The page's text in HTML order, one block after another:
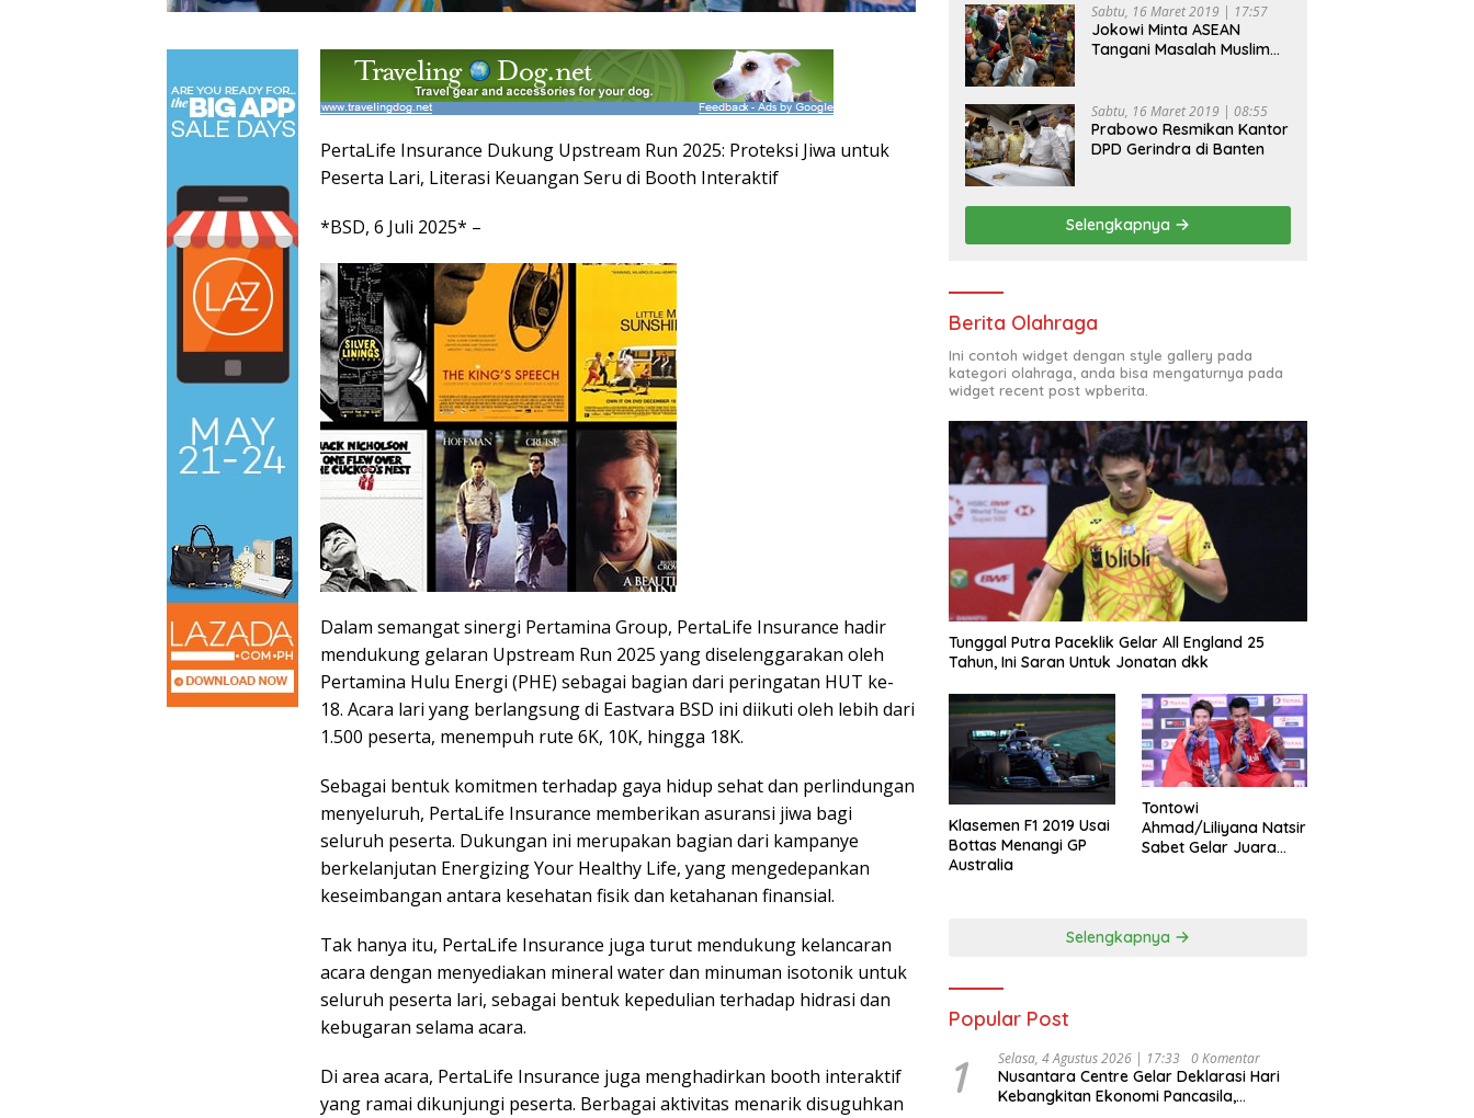
PertaLife Insurance Dukung Upstream Run 2025: Proteksi Jiwa untuk
Peserta Lari, Literasi Keuangan Seru di Booth Interaktif
*BSD, 6 Juli 2025* –
Dalam semangat sinergi Pertamina Group, PertaLife Insurance hadir
mendukung gelaran Upstream Run 2025 yang diselenggarakan oleh
Pertamina Hulu Energi (PHE) sebagai bagian dari peringatan HUT ke-
18. Acara lari yang berlangsung di Eastvara BSD ini diikuti oleh lebih dari
1.500 peserta, menempuh rute 6K, 10K, hingga 18K.
Sebagai bentuk komitmen terhadap gaya hidup sehat dan perlindungan
menyeluruh, PertaLife Insurance memberikan asuransi jiwa bagi
seluruh peserta. Dukungan ini merupakan bagian dari kampanye
berkelanjutan Energizing Your Healthy Life, yang mengedepankan
keseimbangan antara kesehatan fisik dan ketahanan finansial.
Tak hanya itu, PertaLife Insurance juga turut mendukung kelancaran
acara dengan menyediakan mineral water dan minuman isotonik untuk
seluruh peserta lari, sebagai bentuk kepedulian terhadap hidrasi dan
kebugaran selama acara.
Di area acara, PertaLife Insurance juga menghadirkan booth interaktif
yang ramai dikunjungi peserta. Berbagai aktivitas menarik disuguhkan
Sabtu, 16 Maret 2019 | 17:57
Jokowi Minta ASEAN
Tangani Masalah Muslim
Sabtu, 16 Maret 2019 | 08:55
Prabowo Resmikan Kantor
DPD Gerindra di Banten
Selengkapnya
Berita Olahraga
Ini contoh widget dengan style gallery pada
kategori olahraga, anda bisa mengaturnya pada
widget recent post wpberita.
Tunggal Putra Paceklik Gelar All England 25
Tahun, Ini Saran Untuk Jonatan dkk
Klasemen F1 2019 Usai
Bottas Menangi GP
Australia
Tontowi
Ahmad/Liliyana Natsir
Sabet Gelar Juara
Selengkapnya
Popular Post
1 Selasa, 4 Agustus 2026 | 17:33 0 Komentar
Nusantara Centre Gelar Deklarasi Hari
Kebangkitan Ekonomi Pancasila,